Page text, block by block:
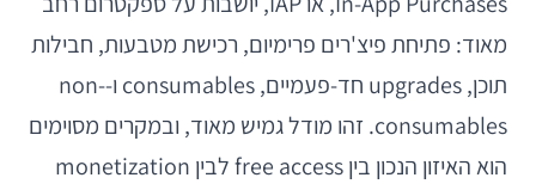
מאוד: פתיחת פיצ'רים פרימיום, רכישת מטבעות, חבילות
תוכן, upgrades חד-פעמיים, consumables ו-non-
consumables. זהו מודל גמיש מאוד, ובמקרים מסוימים
הוא האיזון הנכון בין free access לבין monetization